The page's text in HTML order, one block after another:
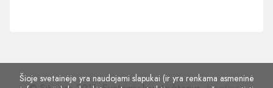
Šioje svetainėje yra naudojami slapukai (ir yra renkama asmeninė